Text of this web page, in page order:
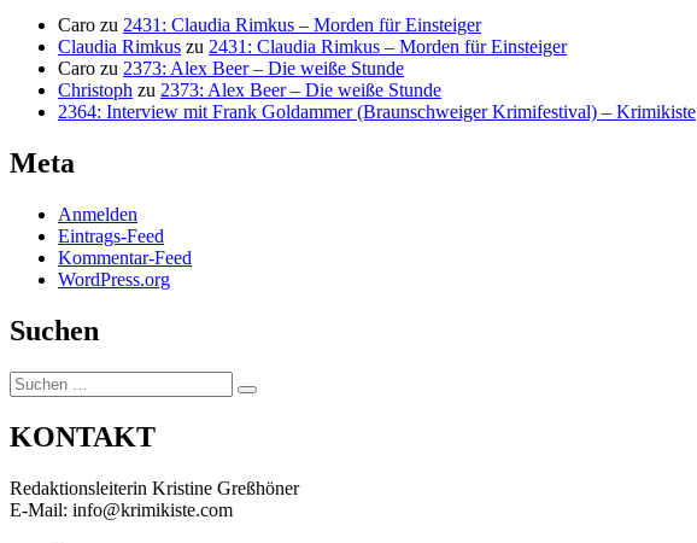
Caro zu 2431: Claudia Rimkus – Morden für Einsteiger
Claudia Rimkus zu 2431: Claudia Rimkus – Morden für Einsteiger
Caro zu 2373: Alex Beer – Die weiße Stunde
Christoph zu 2373: Alex Beer – Die weiße Stunde
2364: Interview mit Frank Goldammer (Braunschweiger Krimifestival) – Krimikiste
Meta
Anmelden
Eintrags-Feed
Kommentar-Feed
WordPress.org
Suchen
Suchen
nach:
Suchen
KONTAKT
Redaktionsleiterin Kristine Greßhöner
E-Mail: info@krimikiste.com